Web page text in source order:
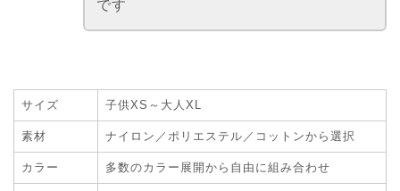
です
サイズ 子供XS～大人XL
素材 ナイロン／ポリエステル／コットンから選択
カラー 多数のカラー展開から自由に組み合わせ